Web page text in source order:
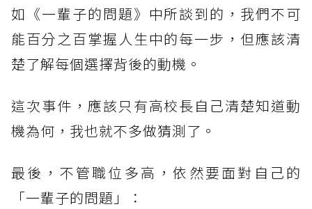
如《一輩子的問題》中所談到的，我們不可
能百分之百掌握人生中的每一步，但應該清
楚了解每個選擇背後的動機。
這次事件，應該只有高校長自己清楚知道動
機為何，我也就不多做猜測了。
最後，不管職位多高，依然要面對自己的
「一輩子的問題」：